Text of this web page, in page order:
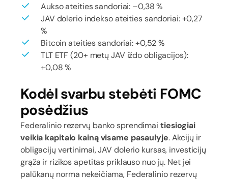
Aukso ateities sandoriai: –0,38 %
JAV dolerio indekso ateities sandoriai: +0,27
%
Bitcoin ateities sandoriai: +0,52 %
TLT ETF (20+ metų JAV iždo obligacijos):
+0,08 %
Kodėl svarbu stebėti FOMC
posėdžius
Federalinio rezervų banko sprendimai tiesiogiai
veikia kapitalo kainą visame pasaulyje. Akcijų ir
obligacijų vertinimai, JAV dolerio kursas, investicijų
grąža ir rizikos apetitas priklauso nuo jų. Net jei
palūkanų norma nekeičiama, Federalinio rezervų